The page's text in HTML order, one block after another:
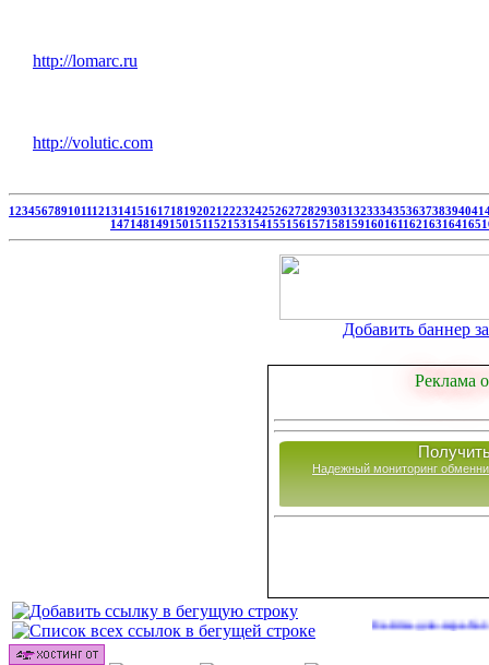
http://lomarc.ru
http://volutic.com
1234567891011121314151617181920212223242526272829303132333435363738394041
147148149150151152153154155156157158159160161162163164165
Добавить баннер
Реклама
Надежный мониторинг
Сайты для заработка в